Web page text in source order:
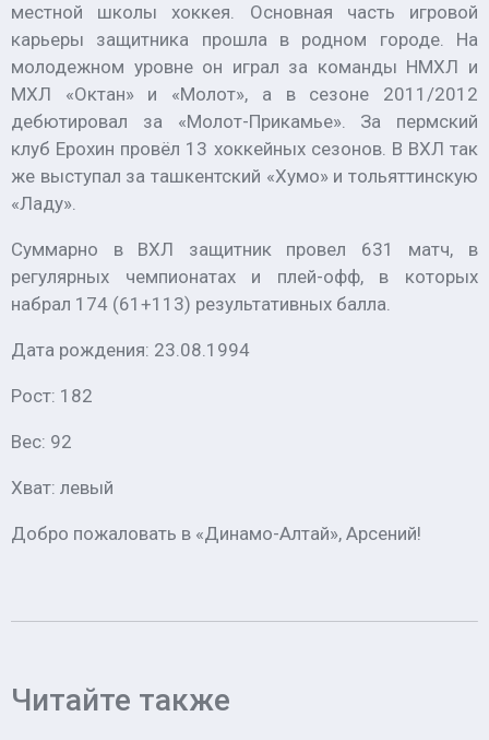
местной школы хоккея. Основная часть игровой
карьеры защитника прошла в родном городе. На
молодежном уровне он играл за команды НМХЛ и
МХЛ «Октан» и «Молот», а в сезоне 2011/2012
дебютировал за «Молот-Прикамье». За пермский
клуб Ерохин провёл 13 хоккейных сезонов. В ВХЛ так
же выступал за ташкентский «Хумо» и тольяттинскую
«Ладу».
Суммарно в ВХЛ защитник провел 631 матч, в
регулярных чемпионатах и плей-офф, в которых
набрал 174 (61+113) результативных балла.
Дата рождения: 23.08.1994
Рост: 182
Вес: 92
Хват: левый
Добро пожаловать в «Динамо-Алтай», Арсений!
Читайте также